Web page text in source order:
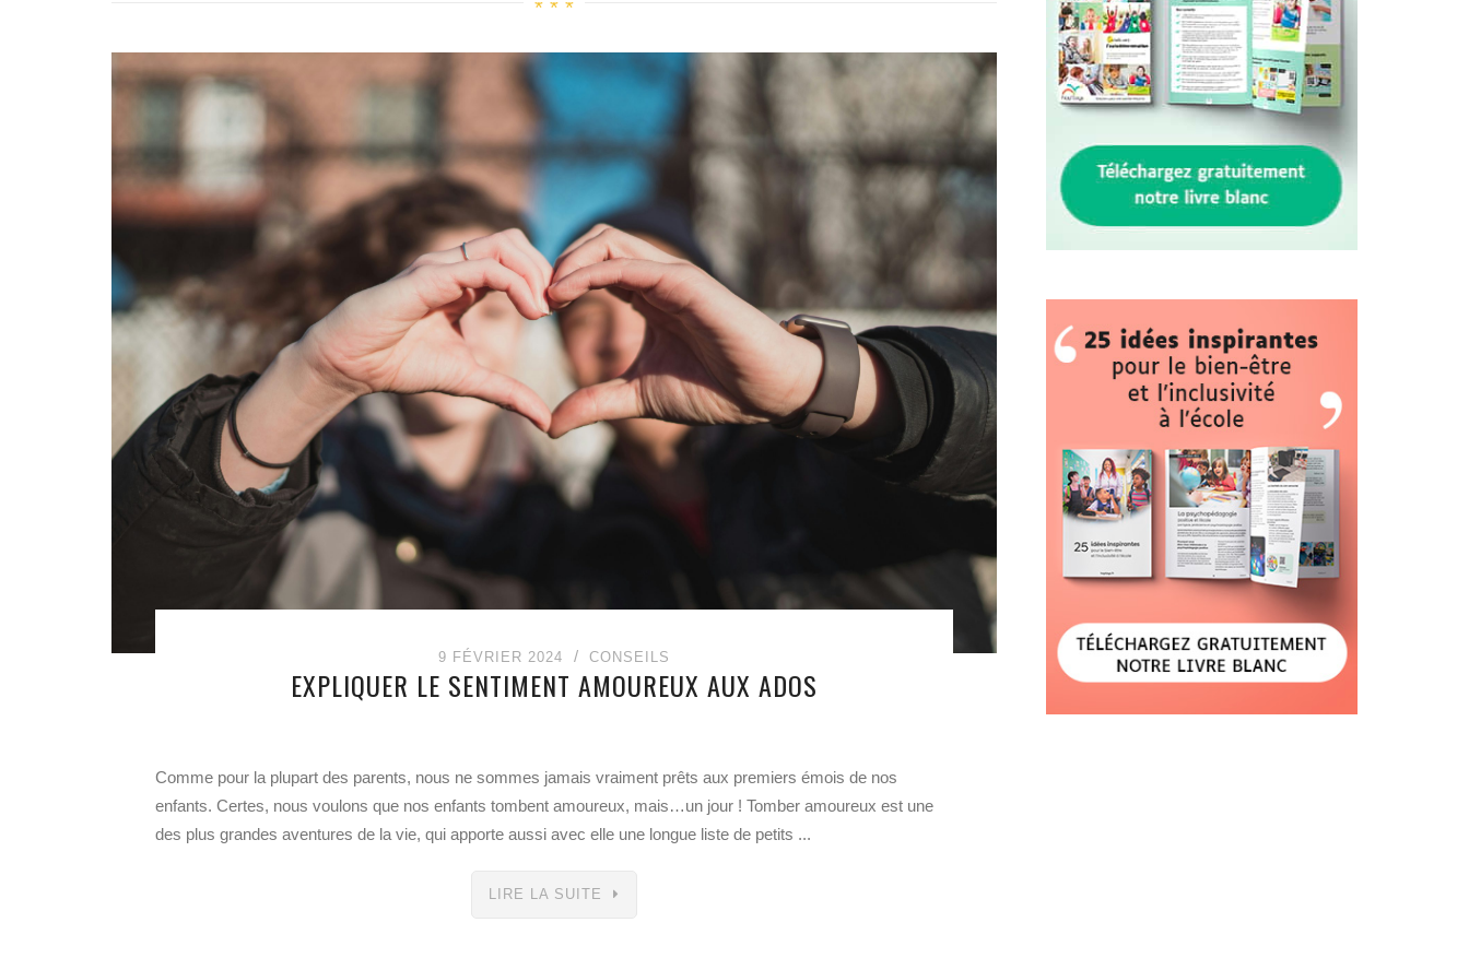
9 FÉVRIER 2024 CONSEILS
EXPLIQUER LE SENTIMENT AMOUREUX AUX ADOS
Comme pour la plupart des parents, nous ne sommes jamais vraiment prêts aux premiers émois de nos
enfants. Certes, nous voulons que nos enfants tombent amoureux, mais…un jour ! Tomber amoureux est une
des plus grandes aventures de la vie, qui apporte aussi avec elle une longue liste de petits ...
LIRE LA SUITE